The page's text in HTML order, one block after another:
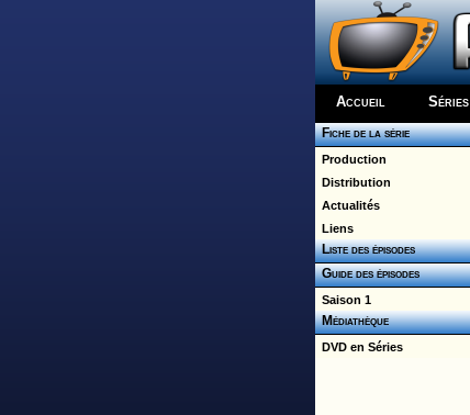
Accueil Séries
Fiche de la série
Production
Distribution
Actualités
Liens
Liste des épisodes
Guide des épisodes
Saison 1
Médiathèque
DVD en Séries